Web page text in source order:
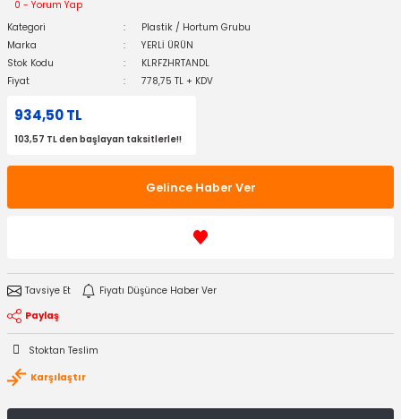
0 - Yorum Yap
Kategori
Plastik / Hortum Grubu
Marka
YERLİ ÜRÜN
Stok Kodu
KLRFZHRTANDL
Fiyat
778,75 TL + KDV
934,50 TL
103,57 TL den başlayan taksitlerle!!
Gelince Haber Ver
Tavsiye Et
Fiyatı Düşünce Haber Ver
Paylaş
Stoktan Teslim
Karşılaştır